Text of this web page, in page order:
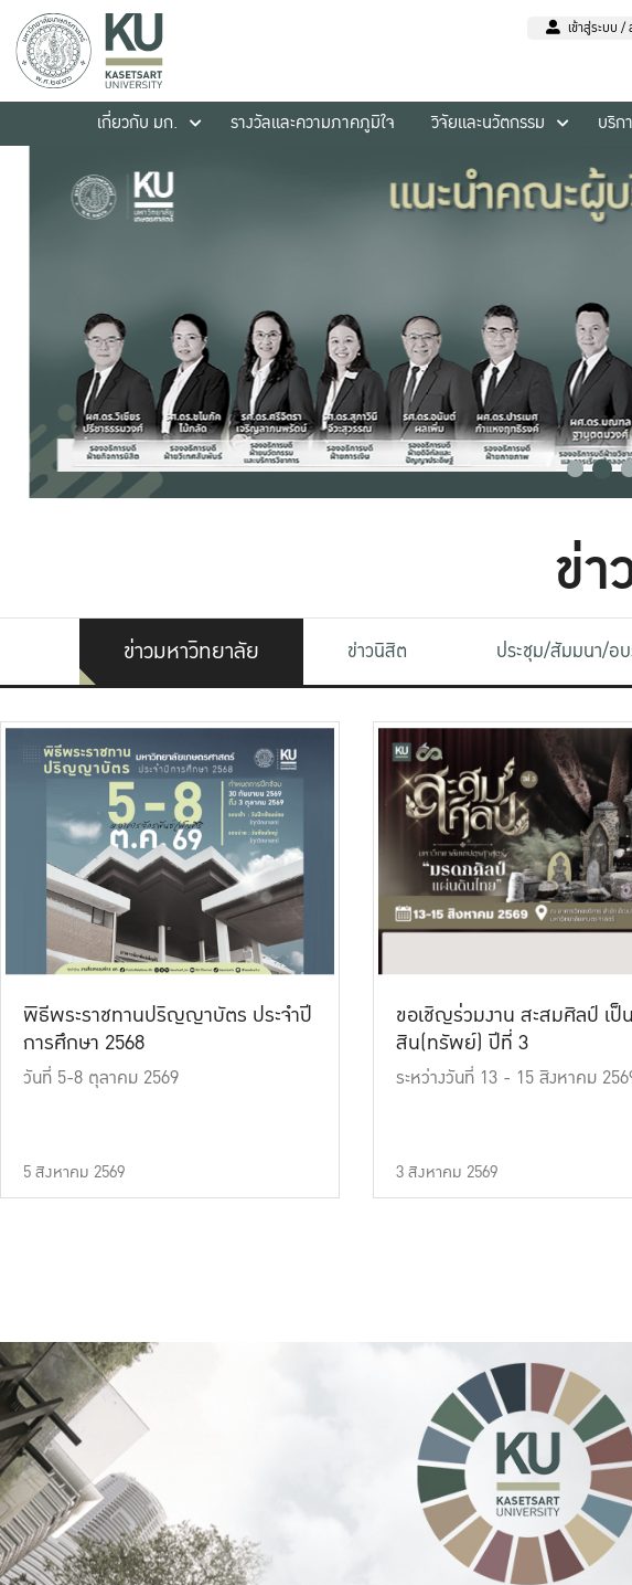
เข้าสู่ระบบ
เกี่ยวกับ มก.
รางวัลและความภาคภูมิใจ วิจัยและนวัตกรรม บริก
ข่
ข่าวมหาวิทยาลัย ข่าวนิสิต ประชุม/สัมมนา/อ
พิธีพระราชทานปริญญาบัตร ประจำปี
การศึกษา 2568
วันที่ 5-8 ตุลาคม 2569
5 สิงหาคม 2569
ขอเชิญร่วมงาน สะสมศิลป์ เป็น
สิน(ทรัพย์) ปีที่ 3
ระหว่างวันที่ 13 - 15 สิงหาคม
3 สิงหาคม 2569